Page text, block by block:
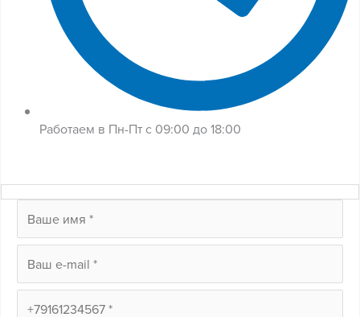
Работаем в Пн-Пт с 09:00 до 18:00